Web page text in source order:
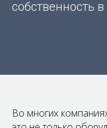
собственность
Во многих